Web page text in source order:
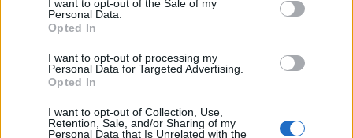
I want to opt-out of the Sale of my
Personal Data.
Opted In
I want to opt-out of processing my
Personal Data for Targeted Advertising.
Opted In
I want to opt-out of Collection, Use,
Retention, Sale, and/or Sharing of my
Personal Data that Is Unrelated with the